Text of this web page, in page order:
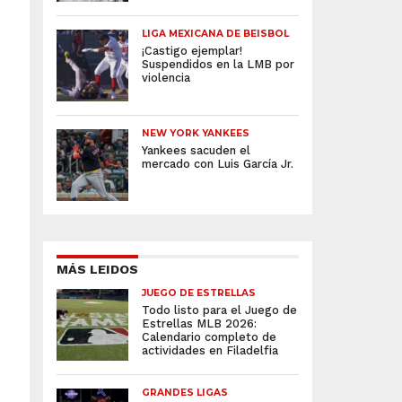
LIGA MEXICANA DE BEISBOL
¡Castigo ejemplar!
Suspendidos en la LMB por
violencia
NEW YORK YANKEES
Yankees sacuden el
mercado con Luis García Jr.
MÁS LEIDOS
JUEGO DE ESTRELLAS
Todo listo para el Juego de
Estrellas MLB 2026:
Calendario completo de
actividades en Filadelfia
GRANDES LIGAS